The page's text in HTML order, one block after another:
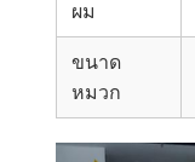
ผม
ขนาด
หมวก